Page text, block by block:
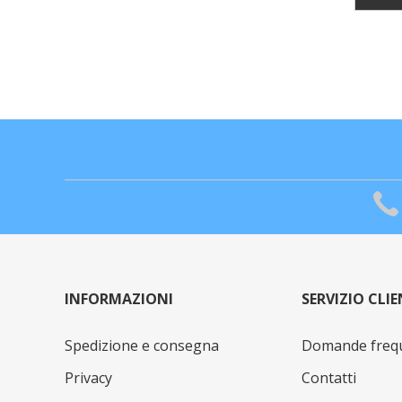
INFORMAZIONI
Spedizione e consegna
Privacy
SERVIZIO
Domande
Contatti